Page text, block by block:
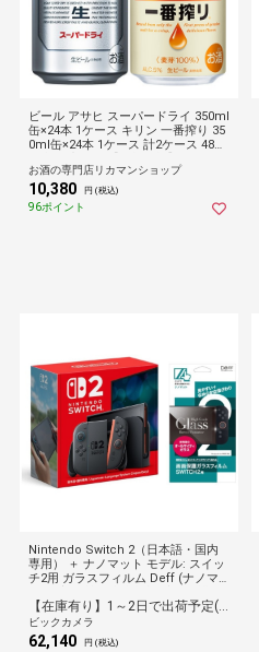
ビール アサヒ スーパードライ 350ml
缶×24本 1ケース キリン 一番搾り 35
0ml缶×24本 1ケース 計2ケース 48本
お酒の専門店リカマンショップ
10,380 円 (税込)
96ポイント
Nintendo Switch 2（日本語・国内
専用） ＋ ナノマット モデル: スイッ
チ2用 ガラスフィルム Deff (ナノマ
ット[ゲーム機本体] 【代金引換配送
不可】
ビックカメラ
62,140 円 (税込)